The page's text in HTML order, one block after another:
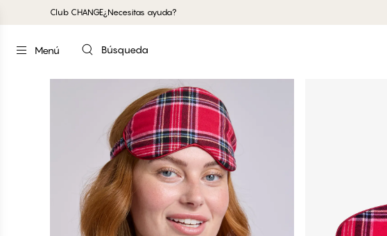
Club CHANGE¿Necesitas ayuda?
Menú Búsqueda